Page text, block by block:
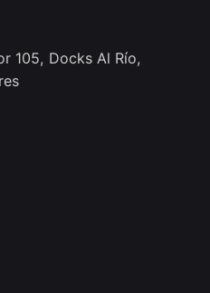
105, Docks Al Río,